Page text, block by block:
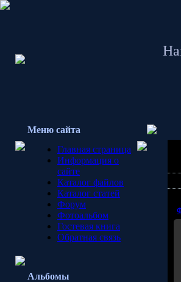
Меню сайта
Главная страница
Информация о
сайте
Каталог файлов
Каталог статей
Форум
Фотоальбом
Гостевая книга
Обратная связь
Альбомы